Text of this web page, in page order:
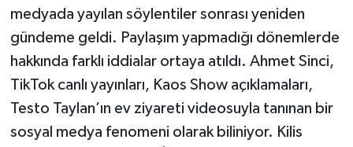
medyada yayılan söylentiler sonrası yeniden
gündeme geldi. Paylaşım yapmadığı dönemlerde
hakkında farklı iddialar ortaya atıldı. Ahmet Sinci,
TikTok canlı yayınları, Kaos Show açıklamaları,
Testo Taylan’ın ev ziyareti videosuyla tanınan bir
sosyal medya fenomeni olarak biliniyor. Kilis